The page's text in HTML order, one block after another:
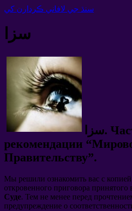
سنڌ جي لافاني ڪردارن کي
سزا
سزا.
рекомендации “
Правительству”.
Мы решили ознакомить вас с копией
откровенного приговора принятого
Суде. Тем не менее перед
предупреждение о